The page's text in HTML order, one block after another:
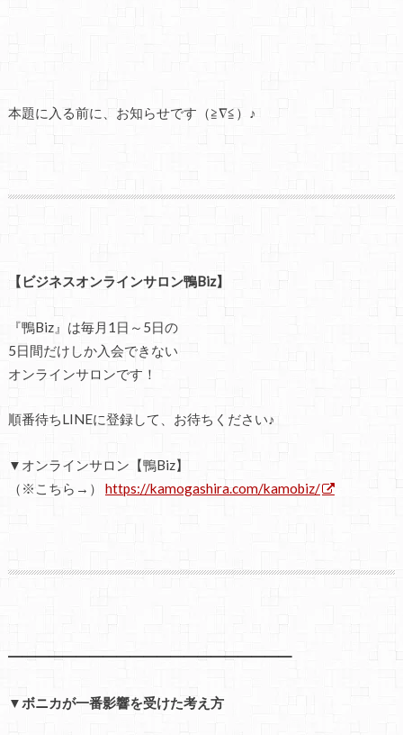
本題に入る前に、お知らせです（≧∇≦）♪
【ビジネスオンラインサロン鴨Biz】
『鴨Biz』は毎月1日～5日の
5日間だけしか入会できない
オンラインサロンです！
順番待ちLINEに登録して、お待ちください♪
▼オンラインサロン【鴨Biz】
（※こちら→） https://kamogashira.com/kamobiz/
━━━━━━━━━━━━━━━━━━━━━
▼ボニカが一番影響を受けた考え方